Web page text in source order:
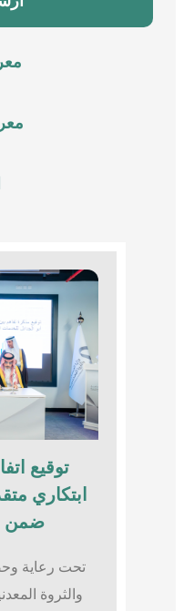
توقيع
ابتكاري
ضمن
تحت رعاية
والثروة